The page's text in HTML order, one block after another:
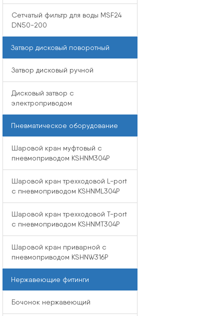
Сетчатый фильтр для воды MSF24
DN50-200
Затвор дисковый поворотный
Затвор дисковый ручной
Дисковый затвор с
электроприводом
Пневматическое оборудование
Шаровой кран муфтовый с
пневмоприводом KSHNM304P
Шаровой кран трехходовой L-port
с пневмоприводом KSHNML304P
Шаровой кран трехходовой T-port
с пневмоприводом KSHNMT304P
Шаровой кран приварной с
пневмоприводом KSHNW316P
Нержавеющие фитинги
Бочонок нержавеющий